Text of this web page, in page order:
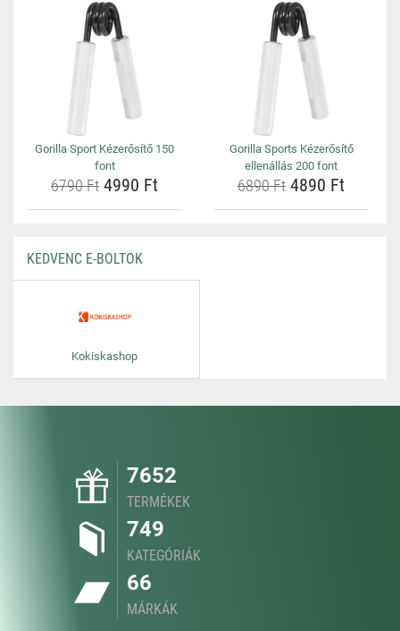
Gorilla Sport Kézerősítő 150
font
6790 Ft 4990 Ft
Gorilla Sports Kézerősítő
ellenállás 200 font
6890 Ft 4890 Ft
KEDVENC E-BOLTOK
Kokiskashop
7652
TERMÉKEK
749
KATEGÓRIÁK
66
MÁRKÁK